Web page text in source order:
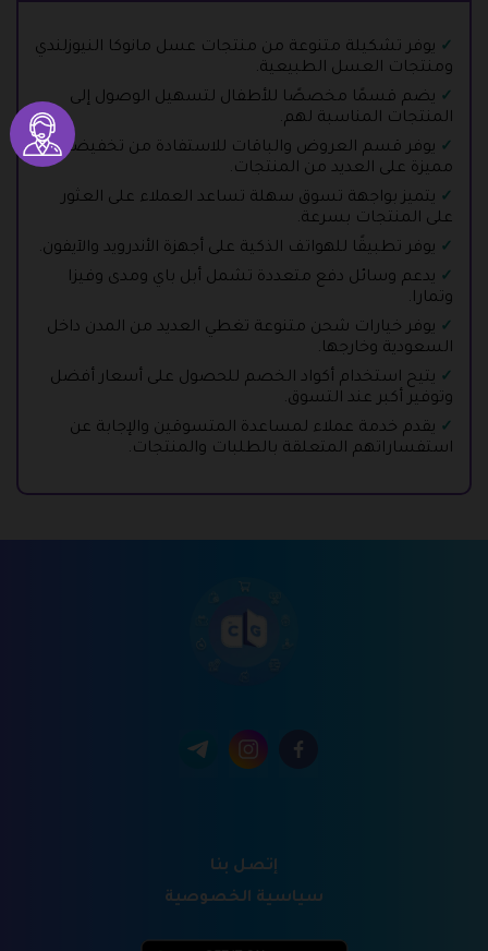
يوفر تشكيلة متنوعة من منتجات عسل مانوكا النيوزلندي
ومنتجات العسل الطبيعية.
يضم قسمًا مخصصًا للأطفال لتسهيل الوصول إلى
المنتجات المناسبة لهم.
يوفر قسم العروض والباقات للاستفادة من تخفيضات
مميزة على العديد من المنتجات.
يتميز بواجهة تسوق سهلة تساعد العملاء على العثور
على المنتجات بسرعة.
يوفر تطبيقًا للهواتف الذكية على أجهزة الأندرويد والآيفون.
يدعم وسائل دفع متعددة تشمل أبل باي ومدى وفيزا
وتمارا.
يوفر خيارات شحن متنوعة تغطي العديد من المدن داخل
السعودية وخارجها.
يتيح استخدام أكواد الخصم للحصول على أسعار أفضل
وتوفير أكبر عند التسوق.
يقدم خدمة عملاء لمساعدة المتسوقين والإجابة عن
استفساراتهم المتعلقة بالطلبات والمنتجات.
إتصل بنا
سياسية الخصوصية